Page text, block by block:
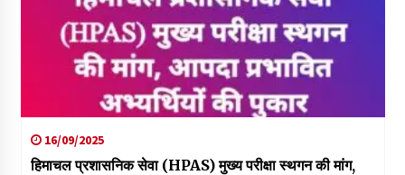
16/09/2025
हिमाचल प्रशासनिक सेवा (HPAS) मुख्य परीक्षा स्थगन की मांग,